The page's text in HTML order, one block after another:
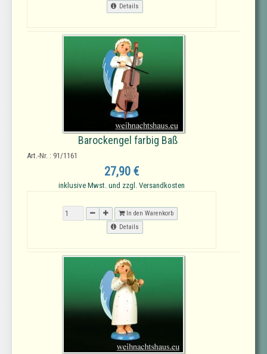
Details
Barockengel farbig Baß
Art.-Nr. : 91/1161
27,90 €
inklusive Mwst. und zzgl. Versandkosten
In den Warenkorb
Details